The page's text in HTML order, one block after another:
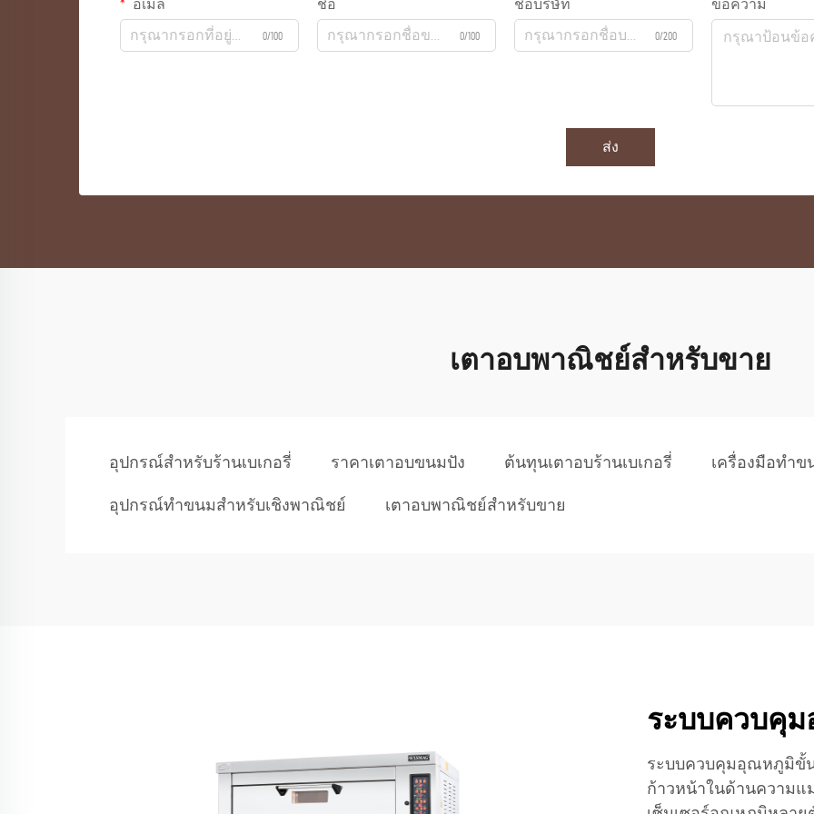
อีเมล
0/100
ชื่อ
0/100
ชื่อบริษัท
0/200
ข้อความ
ส่ง
เตาอบพาณิชย์สำหรับขาย
อุปกรณ์สำหรับร้านเบเกอรี่ ราคาเตาอบขนมปัง ต้นทุนเตาอบร้านเบเกอรี่ เครื่องมือทำ
อุปกรณ์ทำขนมสำหรับเชิงพาณิชย์ เตาอบพาณิชย์สำหรับขาย
ระบบควบคุ
ระบบควบคุมอุณหภูมิขั้น
ก้าวหน้าในด้านความแ